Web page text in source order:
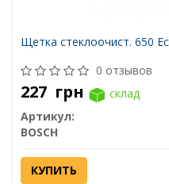
Щетка стеклоочист. 650
0 отзывов
227 грн
склад
Артикул:
BOSCH
КУПИТЬ